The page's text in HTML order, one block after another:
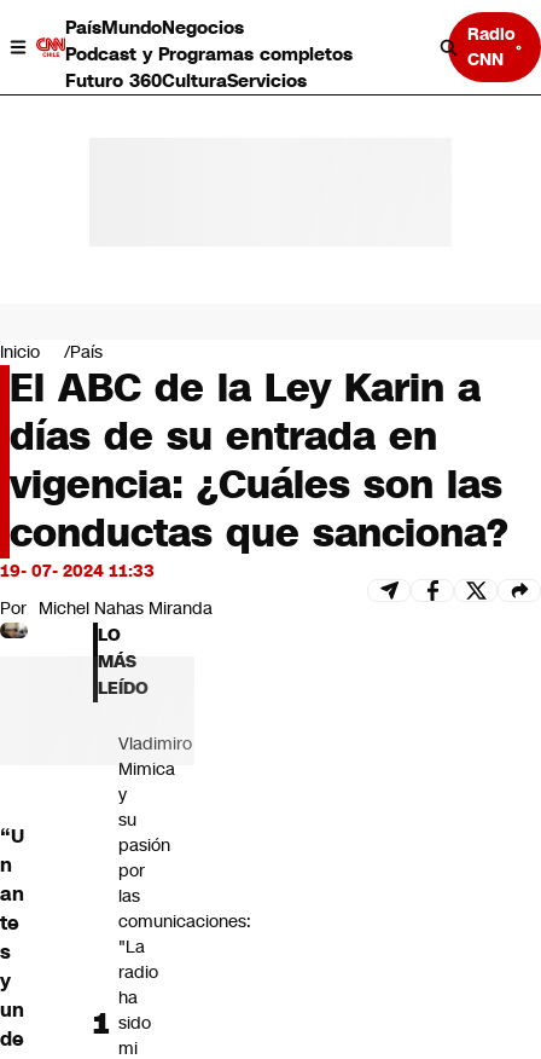
PaísMundoNegocios
Podcast y Programas completos
Futuro 360CulturaServicios
Radio
CNN
Negocios
Deportes
Programas completos
Cultura
Servicios
Bits
CNN Data
CNN tiempo
Futuro 360
Inicio País
El ABC de la Ley Karin a
días de su entrada en
vigencia: ¿Cuáles son las
conductas que sanciona?
19- 07- 2024 11:33
Por Michel Nahas Miranda
“U
n
an
te
s
y
un
de
LO
MÁS
LEÍDO
Vladimiro
Mimica
y
su
pasión
por
las
comunicaciones:
"La
radio
ha
sido
mi